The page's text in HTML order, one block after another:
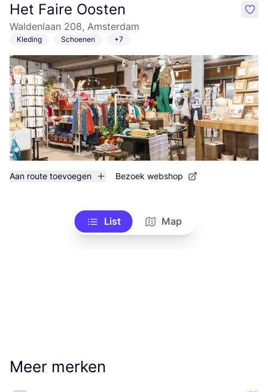
Het Faire Oosten
Waldenlaan 208, Amsterdam
Kleding Schoenen +7
Aan route toevoegen Bezoek webshop
like
List Map
Meer merken